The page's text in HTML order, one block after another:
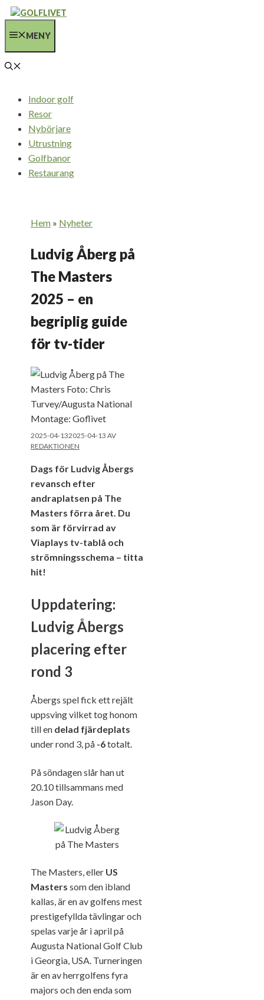
Hoppa
innehållMENY
Indoor golf
Resor
Nybörjare
Utrustning
Golfbanor
Restaurang
Hem » Nyheter
Ludvig Åberg på
The Masters
2025 – en
begriplig guide
för tv-tider
2025-04-132025-04-13 AV
REDAKTIONEN
Dags för Ludvig Åbergs
revansch efter
andraplatsen på The
Masters förra året. Du
som är förvirrad av
Viaplays tv-tablå och
strömningsschema – titta
hit!
Uppdatering:
Ludvig Åbergs
placering efter
rond 3
Åbergs spel fick ett rejält
uppsving vilket tog honom
till en delad fjärdeplats
under rond 3, på -6totalt.
På söndagen slår han ut
20.10 tillsammans med
Jason Day.
The Masters, eller US
Masters som den ibland
kallas, är en av golfens mest
prestigefyllda tävlingar och
spelas varje år i april på
Augusta National Golf Club
i Georgia, USA. Turneringen
är en av herrgolfens fyra
majors och den enda som